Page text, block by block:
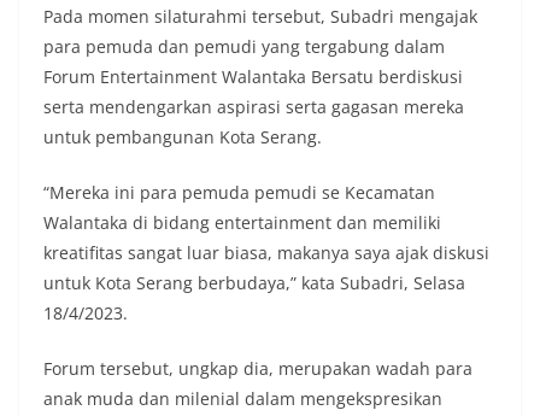
Pada momen silaturahmi tersebut, Subadri mengajak
para pemuda dan pemudi yang tergabung dalam
Forum Entertainment Walantaka Bersatu berdiskusi
serta mendengarkan aspirasi serta gagasan mereka
untuk pembangunan Kota Serang.
“Mereka ini para pemuda pemudi se Kecamatan
Walantaka di bidang entertainment dan memiliki
kreatifitas sangat luar biasa, makanya saya ajak diskusi
untuk Kota Serang berbudaya,” kata Subadri, Selasa
18/4/2023.
Forum tersebut, ungkap dia, merupakan wadah para
anak muda dan milenial dalam mengekspresikan